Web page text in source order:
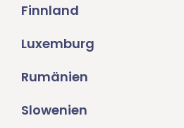
Finnland
Luxemburg
Rumänien
Slowenien